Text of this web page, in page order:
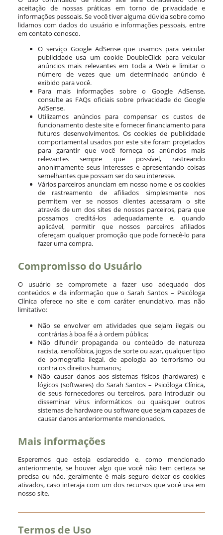
aceitação de nossas práticas em torno de privacidade e
informações pessoais. Se você tiver alguma dúvida sobre como
lidamos com dados do usuário e informações pessoais, entre
em contato conosco.
O serviço Google AdSense que usamos para veicular
publicidade usa um cookie DoubleClick para veicular
anúncios mais relevantes em toda a Web e limitar o
número de vezes que um determinado anúncio é
exibido para você.
Para mais informações sobre o Google AdSense,
consulte as FAQs oficiais sobre privacidade do Google
AdSense.
Utilizamos anúncios para compensar os custos de
funcionamento deste site e fornecer financiamento para
futuros desenvolvimentos. Os cookies de publicidade
comportamental usados ​​por este site foram projetados
para garantir que você forneça os anúncios mais
relevantes sempre que possível, rastreando
anonimamente seus interesses e apresentando coisas
semelhantes que possam ser do seu interesse.
Vários parceiros anunciam em nosso nome e os cookies
de rastreamento de afiliados simplesmente nos
permitem ver se nossos clientes acessaram o site
através de um dos sites de nossos parceiros, para que
possamos creditá-los adequadamente e, quando
aplicável, permitir que nossos parceiros afiliados
ofereçam qualquer promoção que pode fornecê-lo para
fazer uma compra.
Compromisso do Usuário
O usuário se compromete a fazer uso adequado dos
conteúdos e da informação que o Sarah Santos – Psicóloga
Clínica oferece no site e com caráter enunciativo, mas não
limitativo:
Não se envolver em atividades que sejam ilegais ou
contrárias à boa fé a à ordem pública;
Não difundir propaganda ou conteúdo de natureza
racista, xenofóbica, jogos de sorte ou azar, qualquer tipo
de pornografia ilegal, de apologia ao terrorismo ou
contra os direitos humanos;
Não causar danos aos sistemas físicos (hardwares) e
lógicos (softwares) do Sarah Santos – Psicóloga Clínica,
de seus fornecedores ou terceiros, para introduzir ou
disseminar vírus informáticos ou quaisquer outros
sistemas de hardware ou software que sejam capazes de
causar danos anteriormente mencionados.
Mais informações
Esperemos que esteja esclarecido e, como mencionado
anteriormente, se houver algo que você não tem certeza se
precisa ou não, geralmente é mais seguro deixar os cookies
ativados, caso interaja com um dos recursos que você usa em
nosso site.
Termos de Uso